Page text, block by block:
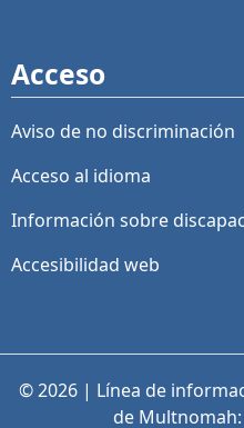
Acceso
Aviso de no discriminación
Acceso al idioma
Información sobre
Accesibilidad web
© 2026 | Línea de
de Multnomah: